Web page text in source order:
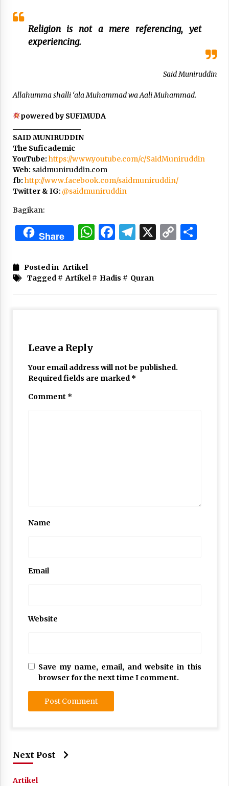
Religion is not a mere referencing, yet
experiencing.
Said Muniruddin
Allahumma shalli ‘ala Muhammad wa Aali Muhammad.
powered by SUFIMUDA
SAID MUNIRUDDIN
The Suficademic
YouTube: https://www.youtube.com/c/SaidMuniruddin
Web: saidmuniruddin.com
fb: http://www.facebook.com/saidmuniruddin/
Twitter & IG: @saidmuniruddin
Bagikan:
Share WhatsApp
Facebook
Telegram
X Copy
Posted in Artikel
Tagged # Artikel# Hadis # Quran
Leave a Reply
Your email address will not be published.
Required fields are marked *
Comment *
Name
Email
Website
Save my name, email, and website in this
browser for the next time I comment.
Next Post
Artikel